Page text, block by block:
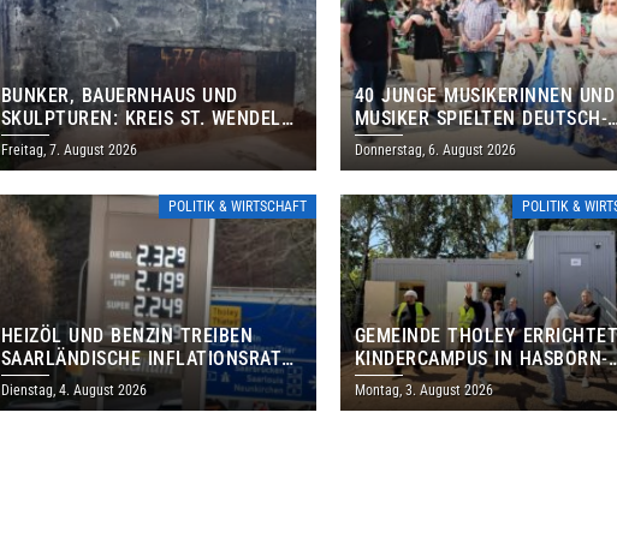
BUNKER, BAUERNHAUS UND
SKULPTUREN: KREIS ST. WENDEL
LÄDT ZUM TAG DES OFFENEN
DENKMALS EIN
Freitag, 7. August 2026
40 JUNGE MUSIKERINNEN UND
MUSIKER SPIELTEN DEUTSCH-
BRASILIANISCHES
THOLEY
Donnerstag, 6. August 2026
POLITIK & WIRTSCHAFT
HEIZÖL UND BENZIN TREIBEN
SAARLÄNDISCHE INFLATIONSRATE
IM JULI AUF 3,2 PROZENT
Dienstag, 4. August 2026
POLITIK &
GEMEINDE THOLEY
KINDERCAMPUS IN HASBORN-
DAUTWEILER FÜR RUND 8,5
MILLIONEN EURO
Montag, 3. August 2026